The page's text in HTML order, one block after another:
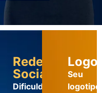
Redes
Sociais
Dificuldade
Seu
logotipo